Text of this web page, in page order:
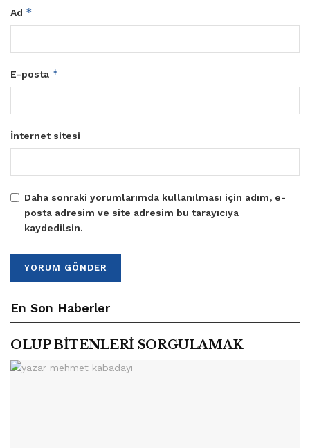
Ad *
E-posta *
İnternet sitesi
Daha sonraki yorumlarımda kullanılması için adım, e-
posta adresim ve site adresim bu tarayıcıya
kaydedilsin.
En Son Haberler
OLUP BİTENLERİ SORGULAMAK